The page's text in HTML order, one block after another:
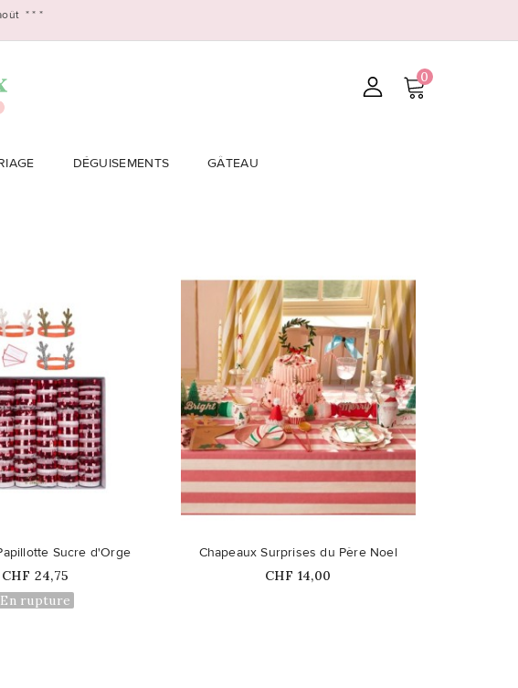
* * *
0
DÉGUISEMENTS GÂTEAU
Sucre d'Orge
Prix
CHF 24,75
En rupture
favorite_border
Chapeaux Surprises du Père Noel
Prix
CHF 14,00